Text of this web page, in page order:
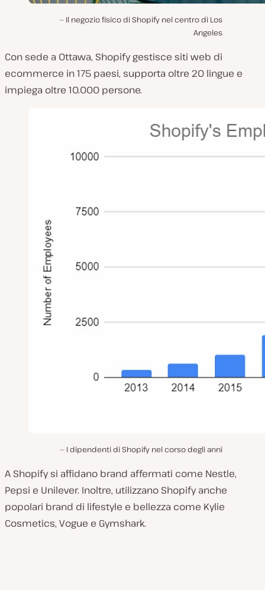
Il negozio fisico di Shopify nel centro di Los
Angeles
Con sede a Ottawa, Shopify gestisce siti web di
ecommerce in 175 paesi, supporta oltre 20 lingue e
impiega oltre 10.000 persone.
I dipendenti di Shopify nel corso degli anni
A Shopify si affidano brand affermati come Nestle,
Pepsi e Unilever. Inoltre, utilizzano Shopify anche
popolari brand di lifestyle e bellezza come Kylie
Cosmetics, Vogue e Gymshark.